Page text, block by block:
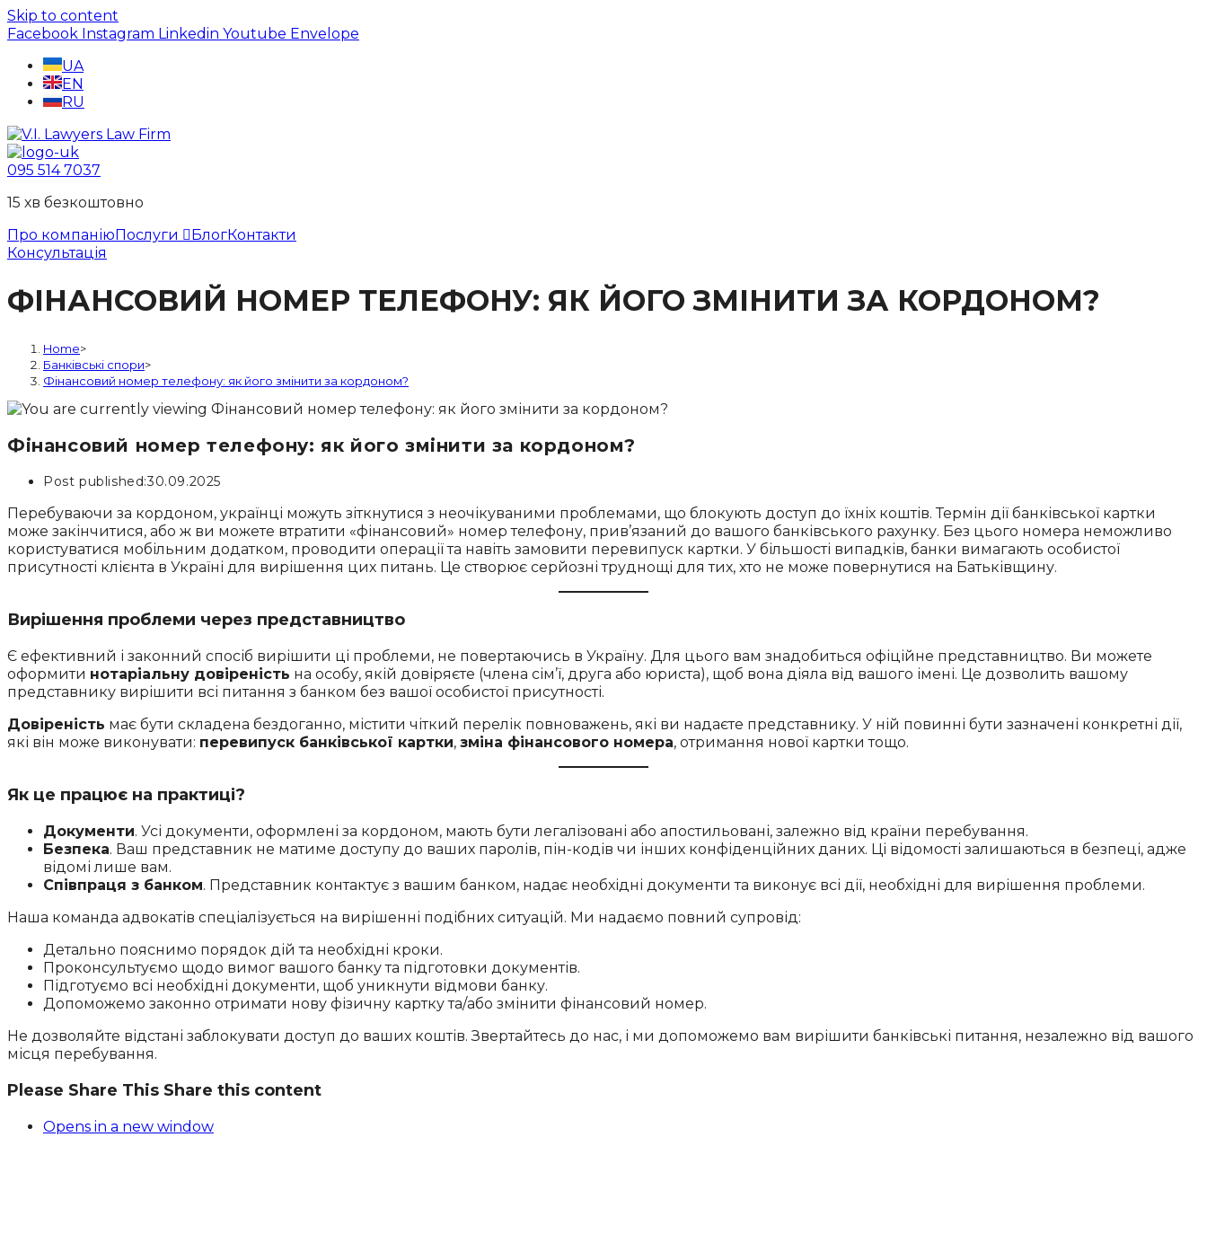
Skip to content
Facebook Instagram Linkedin Youtube Envelope
UA
EN
RU
095 514 7037
15 хв безкоштовно
Про компаніюПослуги БлогКонтакти
Консультація
ФІНАНСОВИЙ НОМЕР ТЕЛЕФОНУ: ЯК ЙОГО ЗМІНИТИ ЗА КОРДОНОМ?
Home>
Банківські спори>
Фінансовий номер телефону: як його змінити за кордоном?
Фінансовий номер телефону: як його змінити за кордоном?
Post published:30.09.2025
Перебуваючи за кордоном, українці можуть зіткнутися з неочікуваними проблемами, що блокують доступ до їхніх коштів. Термін дії банківської картки
може закінчитися, або ж ви можете втратити «фінансовий» номер телефону, прив’язаний до вашого банківського рахунку. Без цього номера неможливо
користуватися мобільним додатком, проводити операції та навіть замовити перевипуск картки. У більшості випадків, банки вимагають особистої
присутності клієнта в Україні для вирішення цих питань. Це створює серйозні труднощі для тих, хто не може повернутися на Батьківщину.
Вирішення проблеми через представництво
Є ефективний і законний спосіб вирішити ці проблеми, не повертаючись в Україну. Для цього вам знадобиться офіційне представництво. Ви можете
оформити нотаріальну довіреність на особу, якій довіряєте (члена сім’ї, друга або юриста), щоб вона діяла від вашого імені. Це дозволить вашому
представнику вирішити всі питання з банком без вашої особистої присутності.
Довіреність має бути складена бездоганно, містити чіткий перелік повноважень, які ви надаєте представнику. У ній повинні бути зазначені конкретні дії,
які він може виконувати: перевипуск банківської картки, зміна фінансового номера, отримання нової картки тощо.
Як це працює на практиці?
Документи. Усі документи, оформлені за кордоном, мають бути легалізовані або апостильовані, залежно від країни перебування.
Безпека. Ваш представник не матиме доступу до ваших паролів, пін-кодів чи інших конфіденційних даних. Ці відомості залишаються в безпеці, адже
відомі лише вам.
Співпраця з банком. Представник контактує з вашим банком, надає необхідні документи та виконує всі дії, необхідні для вирішення проблеми.
Наша команда адвокатів спеціалізується на вирішенні подібних ситуацій. Ми надаємо повний супровід:
Детально пояснимо порядок дій та необхідні кроки.
Проконсультуємо щодо вимог вашого банку та підготовки документів.
Підготуємо всі необхідні документи, щоб уникнути відмови банку.
Допоможемо законно отримати нову фізичну картку та/або змінити фінансовий номер.
Не дозволяйте відстані заблокувати доступ до ваших коштів. Звертайтесь до нас, і ми допоможемо вам вирішити банківські питання, незалежно від вашого
місця перебування.
Please Share This Share this content
Opens in a new window